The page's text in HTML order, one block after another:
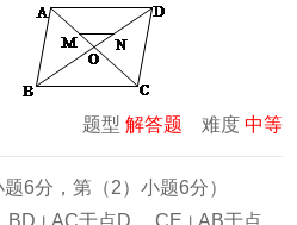
题型 解答题 难度 中等
6分，第（2）小题6分）
BD⊥AC于点D， CE⊥AB于点